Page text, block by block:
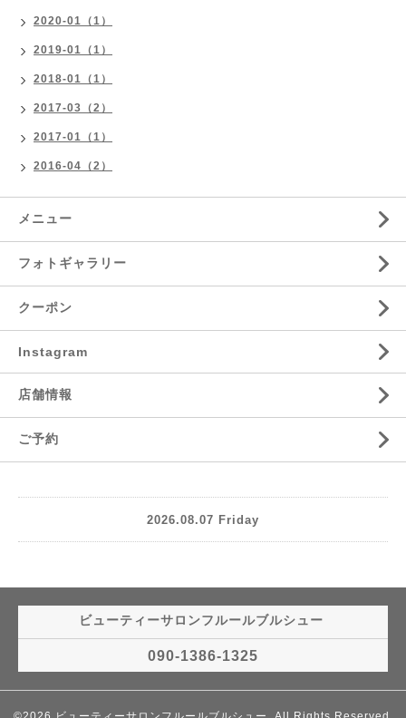
2020-01（1）
2019-01（1）
2018-01（1）
2017-03（2）
2017-01（1）
2016-04（2）
メニュー
フォトギャラリー
クーポン
Instagram
店舗情報
ご予約
2026.08.07 Friday
ビューティーサロンフルールブルシュー
090-1386-1325